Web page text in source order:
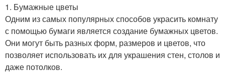
1. Бумажные цветы
Одним из самых популярных способов украсить комнату
с помощью бумаги является создание бумажных цветов.
Они могут быть разных форм, размеров и цветов, что
позволяет использовать их для украшения стен, столов и
даже потолков.